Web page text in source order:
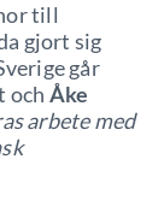
till
gjort sig
går
och Åke
arbete med